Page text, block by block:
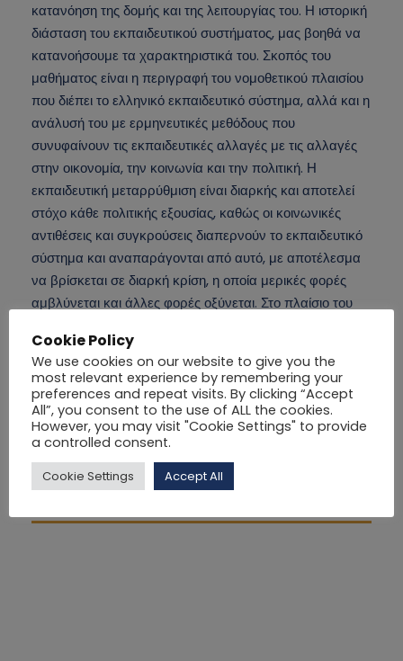
κατανόηση της δομής και της λειτουργίας του. Η ιστορική
διάσταση του εκπαιδευτικού συστήματος, μας βοηθά να
κατανοήσουμε τα χαρακτηριστικά του. Σκοπός του
μαθήματος είναι η περιγραφή του νομοθετικού πλαισίου
που διέπει το ελληνικό εκπαιδευτικό σύστημα, αλλά και η
ανάλυσή του με ερμηνευτικές μεθόδους που
συνυφαίνουν τις εκπαιδευτικές αλλαγές με τις αλλαγές
στην οικονομία, την κοινωνία και την πολιτική. Η
εκπαιδευτική μεταρρύθμιση είναι διαρκής και αποτελεί
στόχο κάθε πολιτικής εξουσίας, καθώς οι κοινωνικές
αντιθέσεις και συγκρούσεις διαπερνούν το εκπαιδευτικό
σύστημα και αναπαράγονται από αυτό, με αποτέλεσμα
να βρίσκεται σε διαρκή κρίση, η οποία μερικές φορές
αμβλύνεται και άλλες φορές οξύνεται. Στο πλαίσιο του
σημασιολογικές αποχρώσεις, η ιστορικότητα και η
εξέλιξη βασικών εννοιών, όπως «εκπαίδευση»,
«μεταρρύθμιση», «αλλαγή» από τον 19ο αιώνα έως και
σήμερα και θα επιχειρηθεί μια γενικότερη επισκόπηση
των κυριότερων θεωριών για την ιστοριογραφία της
εκπαίδευσης και την εξέλιξη των εκπαιδευτικών
συστημάτων.
Cookie Policy
We use cookies on our website to give you the
most relevant experience by remembering your
preferences and repeat visits. By clicking “Accept
All”, you consent to the use of ALL the cookies.
However, you may visit "Cookie Settings" to provide
a controlled consent.
Cookie Settings Accept All